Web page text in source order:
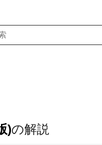
)の解説